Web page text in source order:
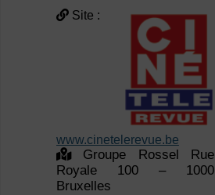
Site :
www.cinetelerevue.be
Groupe Rossel Rue
Royale 100 – 1000
Bruxelles